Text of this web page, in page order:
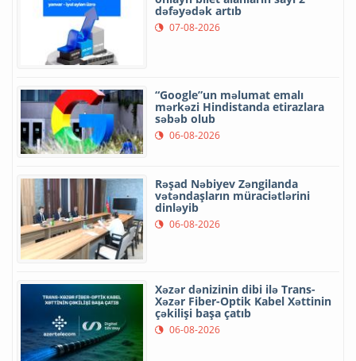
dəfəyədək artıb
07-08-2026
“Google”un məlumat emalı
mərkəzi Hindistanda etirazlara
səbəb olub
06-08-2026
Rəşad Nəbiyev Zəngilanda
vətəndaşların müraciətlərini
dinləyib
06-08-2026
Xəzər dənizinin dibi ilə Trans-
Xəzər Fiber-Optik Kabel Xəttinin
çəkilişi başa çatıb
06-08-2026